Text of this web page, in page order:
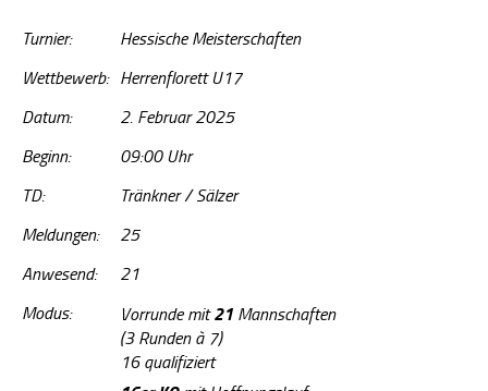
Turnier:
Hessische Meisterschaften
Wettbewerb: Herrenflorett U17
Datum:
2. Februar 2025
Beginn:
09:00 Uhr
TD:
Tränkner / Sälzer
Meldungen:
25
Anwesend:
21
Modus:
Vorrunde mit21 Mannschaften
(3 Runden à 7)
16 qualifiziert